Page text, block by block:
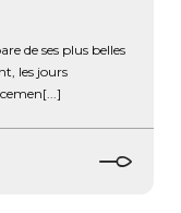
de ses plus belles
les jours